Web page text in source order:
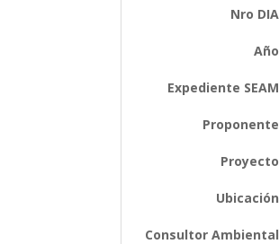
Nro DIA
Año
Expediente SEAM
Proponente
Proyecto
Ubicación
Consultor Ambiental